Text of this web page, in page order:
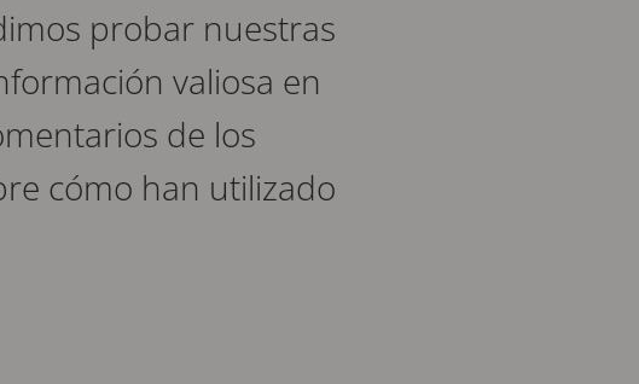
probar nuestras
valiosa en
de los
cómo han utilizado